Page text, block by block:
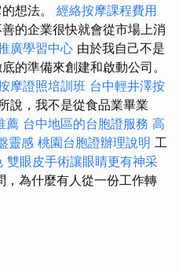
想法。 經絡按摩課程費用
的企業很快就會從市場上消
廣學習中心 由於我自己不是
的準備來創建和啟動公司。
摩證照培訓班 台中輕井澤按
說，我不是從食品業畢業
薦 台中地區的台胞證服務 高
靈感 桃園台胞證辦理說明 工
雙眼皮手術讓眼睛更有神采
，為什麼有人從一份工作轉